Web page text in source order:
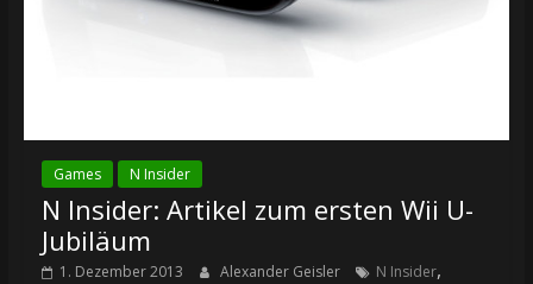
Games N Insider
N Insider: Artikel zum ersten Wii U-
Jubiläum
1. Dezember 2013 Alexander Geisler N Insider,